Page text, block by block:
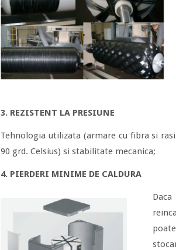
3. REZISTENT LA PRESIUNE
Tehnologia utilizata (armare cu fibra si
90 grd. Celsius) si stabilitate mecanica;
4. PIERDERI MINIME DE CALDURA